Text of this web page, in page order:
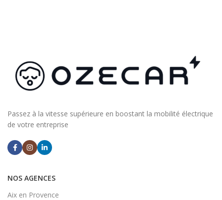
Passez à la vitesse supérieure en boostant la mobilité électrique
de votre entreprise
NOS AGENCES
Aix en Provence